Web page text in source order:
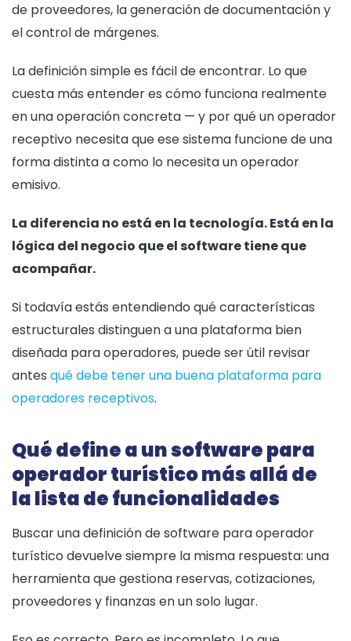
de proveedores, la generación de documentación y
el control de márgenes.
La definición simple es fácil de encontrar. Lo que
cuesta más entender es cómo funciona realmente
en una operación concreta — y por qué un operador
receptivo necesita que ese sistema funcione de una
forma distinta a como lo necesita un operador
emisivo.
La diferencia no está en la tecnología. Está en la
lógica del negocio que el software tiene que
acompañar.
Si todavía estás entendiendo qué características
estructurales distinguen a una plataforma bien
diseñada para operadores, puede ser útil revisar
antes qué debe tener una buena plataforma para
operadores receptivos.
Qué define a un software para
operador turístico más allá de
la lista de funcionalidades
Buscar una definición de software para operador
turístico devuelve siempre la misma respuesta: una
herramienta que gestiona reservas, cotizaciones,
proveedores y finanzas en un solo lugar.